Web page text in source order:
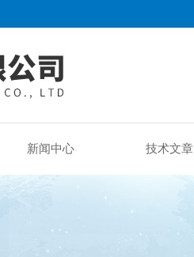
新闻中心 技术文章